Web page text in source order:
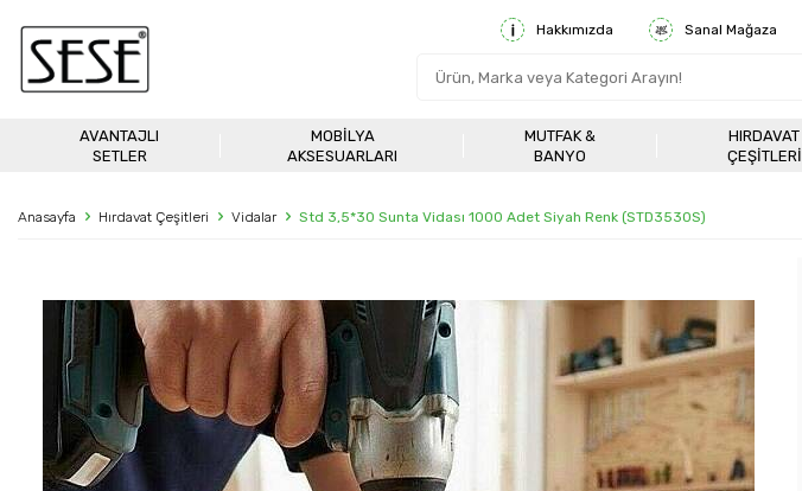
Hakkımızda Sanal Mağaza
AVANTAJLI
SETLER
MOBILYA
AKSESUARLARI
MUTFAK &
BANYO
HIRDAVAT
ÇEŞITLERI
Anasayfa Hırdavat Çeşitleri Vidalar Std 3,5*30 Sunta Vidası 1000 Adet Siyah Renk (STD3530S)